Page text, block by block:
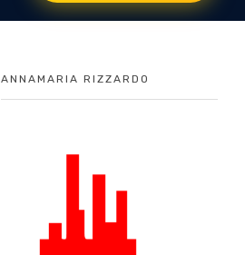
ANNAMARIA RIZZARDO